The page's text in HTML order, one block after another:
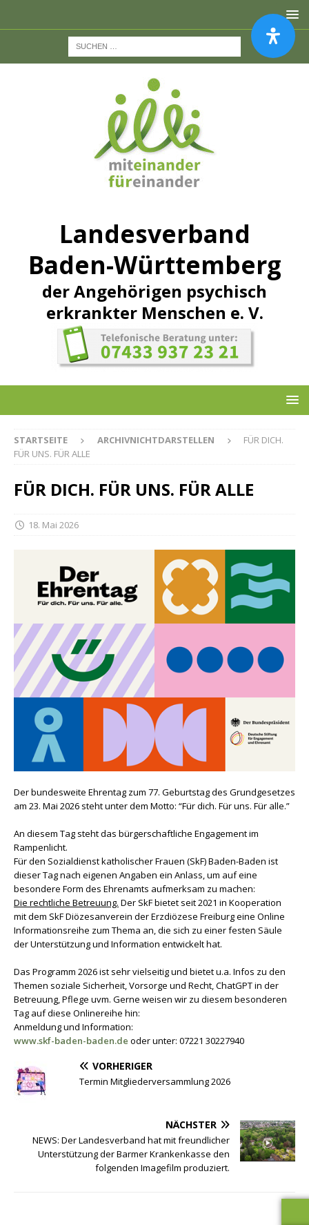
Landesverband
Baden-Württemberg
der Angehörigen psychisch
erkrankter Menschen e. V.
STARTSEITE ARCHIVNICHTDARSTELLEN
FÜR DICH.
FÜR UNS. FÜR ALLE
FÜR DICH. FÜR UNS. FÜR ALLE
18. Mai 2026
Der bundesweite Ehrentag zum 77. Geburtstag des Grundgesetzes
am 23. Mai 2026 steht unter dem Motto: “Für dich. Für uns. Für alle.”
An diesem Tag steht das bürgerschaftliche Engagement im
Rampenlicht.
Für den Sozialdienst katholischer Frauen (SkF) Baden-Baden ist
dieser Tag nach eigenen Angaben ein Anlass, um auf eine
besondere Form des Ehrenamts aufmerksam zu machen:
Die rechtliche Betreuung. Der SkF bietet seit 2021 in Kooperation
mit dem SkF Diözesanverein der Erzdiözese Freiburg eine Online
Informationsreihe zum Thema an, die sich zu einer festen Säule
der Unterstützung und Information entwickelt hat.
Das Programm 2026 ist sehr vielseitig und bietet u.a. Infos zu den
Themen soziale Sicherheit, Vorsorge und Recht, ChatGPT in der
Betreuung, Pflege uvm. Gerne weisen wir zu diesem besonderen
Tag auf diese Onlinereihe hin:
Anmeldung und Information:
www.skf-baden-baden.de oder unter: 07221 30227940
VORHERIGER
Termin Mitgliederversammlung 2026
NÄCHSTER
NEWS: Der Landesverband hat mit freundlicher
Unterstützung der Barmer Krankenkasse den
folgenden Imagefilm produziert.